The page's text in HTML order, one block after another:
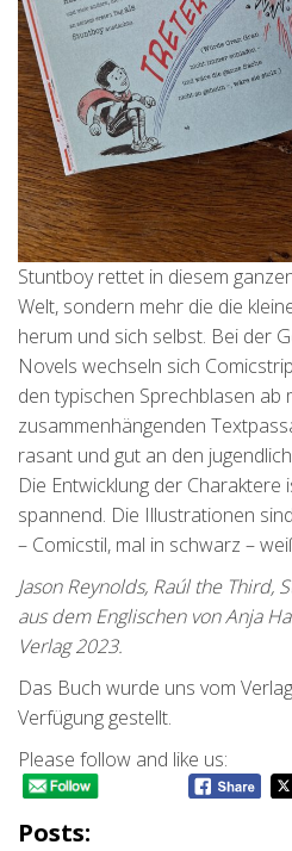
Stuntboy rettet in diesem
Welt, sondern mehr die die
herum und sich selbst. Bei der
Novels wechseln sich
den typischen Sprechblasen ab
zusammenhängenden
rasant und gut an den
Die Entwicklung der Charaktere
spannend. Die Illustrationen
– Comicstil, mal in schwarz –
Jason Reynolds, Raúl the Third,
aus dem Englischen von Anja
Verlag 2023.
Das Buch wurde uns vom
Verfügung gestellt.
Please follow and like us:
Posts: